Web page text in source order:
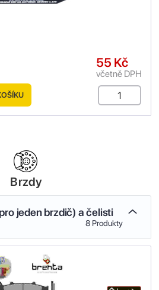
55 Kč
včetně DPH
Brzdy
jeden brzdič) a čelisti
8 Produkty